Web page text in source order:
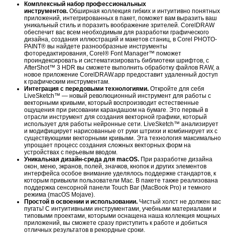
Комплексный набор профессиональных
инструментов. Обширная коллекция гибких и интуитивно понятных
приложений, интегрированных в пакет, поможет вам выразить ваш
уникальный стиль и поразить воображение зрителей. CorelDRAW
обеспечит вас всем необходимым для разработки графического
дизайна, создания иллюстраций и макетов станиц, в Corel PHOTO-
PAINT® вы найдете разнообразные инструменты
фоторедактирования, Corel® Font Manager™ поможет
проиндексировать и систематизировать библиотеки шрифтов, с
AfterShot™ 3 HDR вы сможете выполнить обработку файлов RAW, а
новое приложение CorelDRAW.app предоставит удаленный доступ
к графическим инструментам.
Интеграция с передовыми технологиями. Откройте для себя
LiveSketch™ — новый революционный инструмент для работы с
векторными кривыми, который воспроизводит естественные
ощущения при рисовании карандашом на бумаге. Это первый в
отрасли инструмент для создания векторной графики, который
использует для работы нейронные сети. LiveSketch™ анализирует
и модифицирует нарисованные от руки штрихи и комбинирует их с
существующими векторными кривыми. Эта технология максимально
упрощает процесс создания сложных векторных форм на
устройствах с перьевым вводом.
Уникальная дизайн-среда для macOS. При разработке дизайна
окон, меню, экранов, полей, значков, кнопок и других элементов
интерфейса особое внимание уделялось поддержке стандартов, к
которым привыкли пользователи Mac. В пакете также реализована
поддержка сенсорной панели Touch Bar (MacBook Pro) и темного
режима (macOS Mojave).
Простой в освоении и использовании. Чистый холст не должен вас
пугать! С интуитивными инструментами, учебными материалами и
типовыми проектами, которыми оснащена наша коллекция мощных
приложений, вы сможете сразу приступить к работе и добиться
отличных результатов в рекордные сроки.